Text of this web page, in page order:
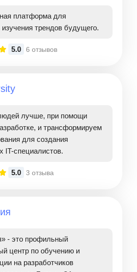
платформа для
трендов будущего.
5.0 6 отзывов
лучше, при помощи
и трансформируем
для создания
IT-специалистов.
5.0 3 отзыва
- это профильный
центр по обучению и
на разработчиков